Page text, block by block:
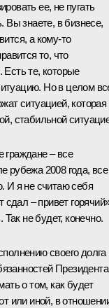
ее, не пугать
Вы знаете, в бизнесе,
а кому‑то
то, что
Есть те, которые
Но в целом
ситуацией, которая
стабильной
граждане – все
рубежа 2008 года, все
И я не считаю себя
сдал – привет
Так не будет, конечно.
своего долга
Президента
о том, как будет
или иной, в